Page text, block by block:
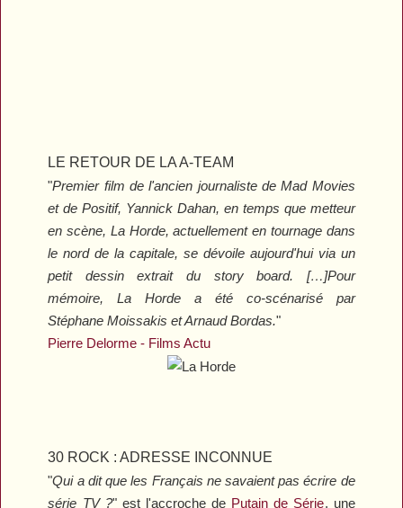
LE RETOUR DE LA A-TEAM
"Premier film de l'ancien journaliste deMad Movies
et dePositif, Yannick Dahan, en temps que metteur
en scène, La Horde, actuellement en tournage dans
le nord de la capitale, se dévoile aujourd'hui via un
petit dessin extrait du story board. […]Pour
mémoire, La Horde a été co-scénarisé par
Stéphane Moissakis et Arnaud Bordas."
Pierre Delorme - Films Actu
30 ROCK : ADRESSE INCONNUE
"Qui a dit que les Français ne savaient pas écrire de
série TV ?" est l'accroche de Putain de Série, une